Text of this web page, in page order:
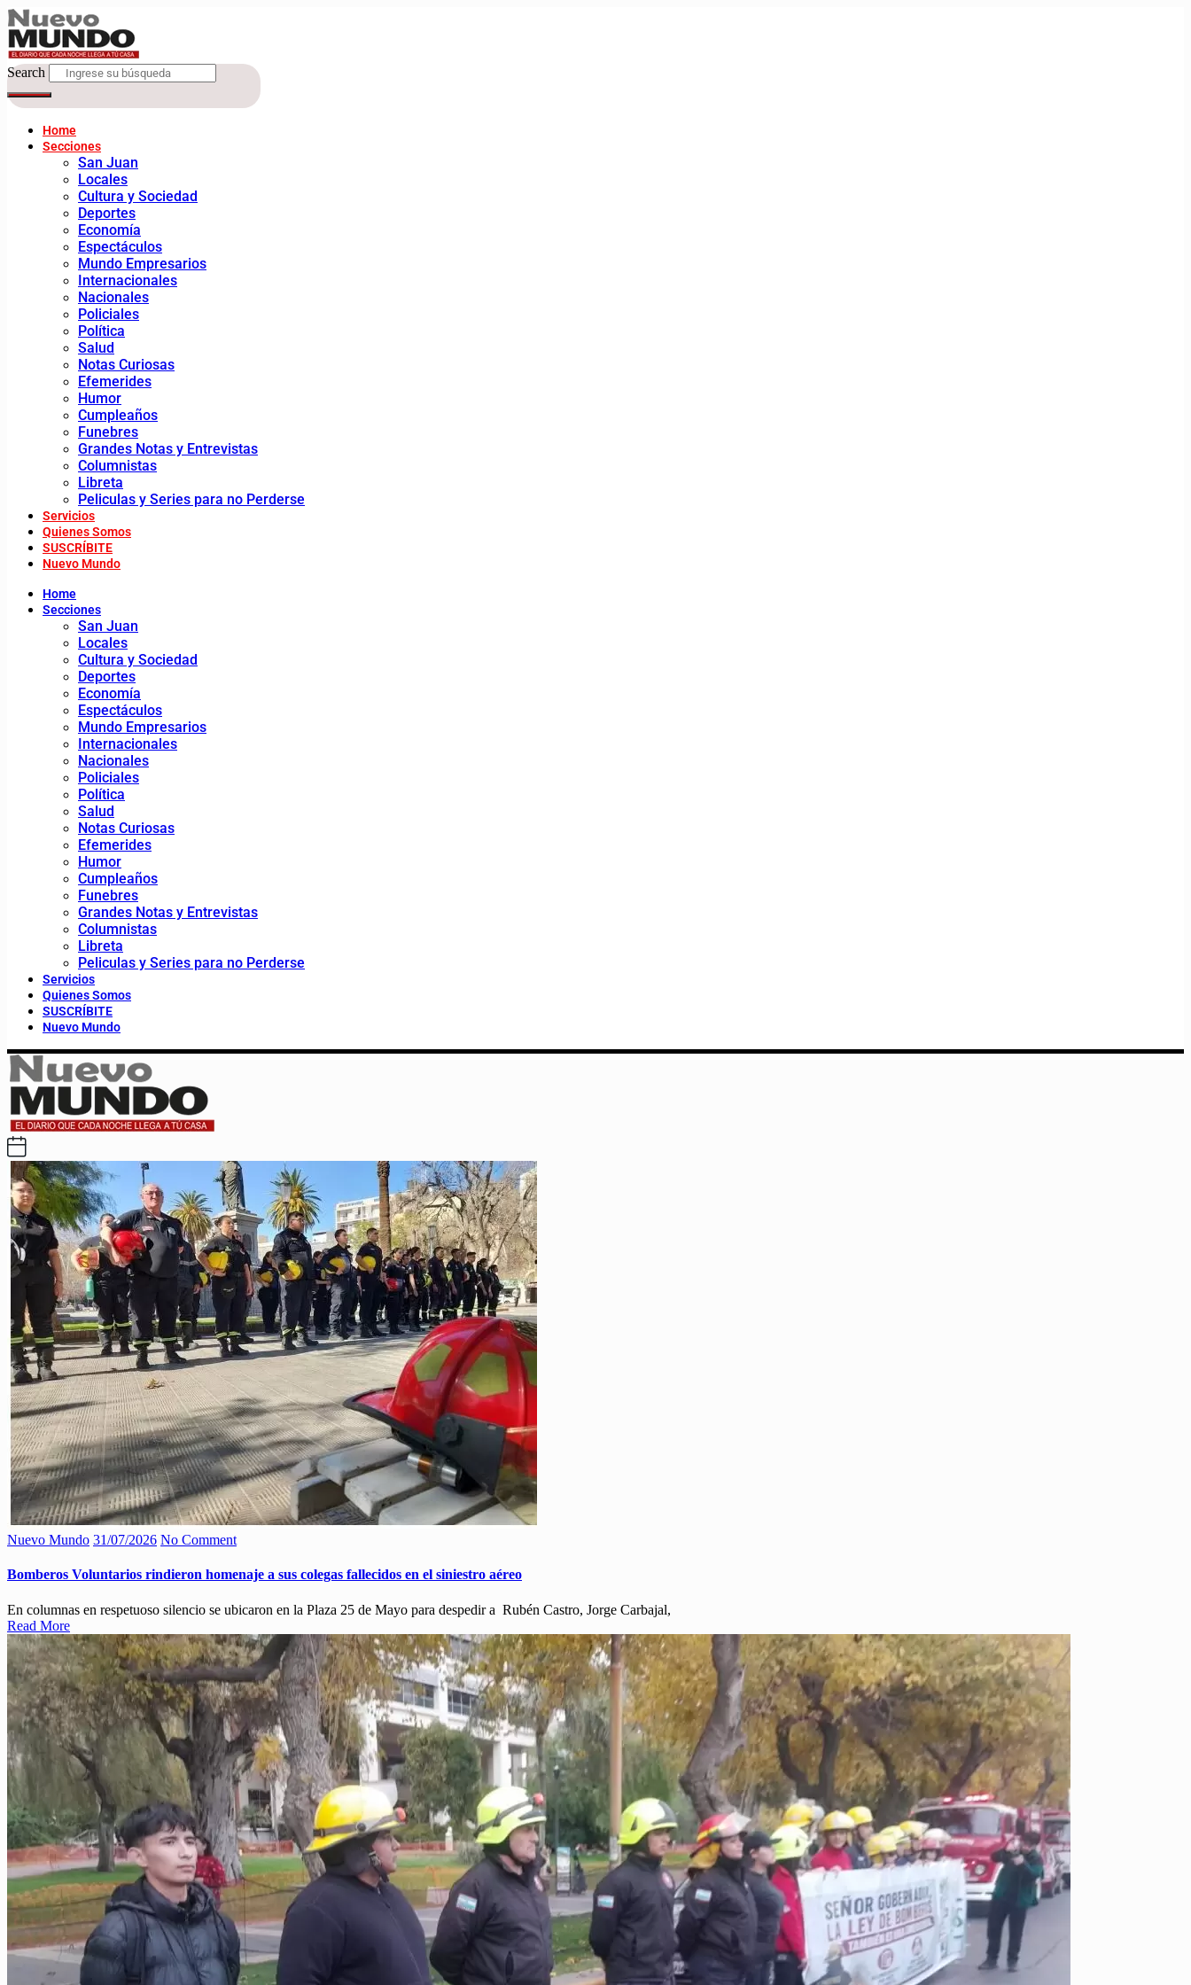
Search
Home
Secciones
San Juan
Locales
Cultura y Sociedad
Deportes
Economía
Espectáculos
Mundo Empresarios
Internacionales
Nacionales
Policiales
Política
Salud
Notas Curiosas
Efemerides
Humor
Cumpleaños
Funebres
Grandes Notas y Entrevistas
Columnistas
Libreta
Peliculas y Series para no Perderse
Servicios
Quienes Somos
SUSCRÍBITE
Nuevo Mundo
Home
Secciones
San Juan
Locales
Cultura y Sociedad
Deportes
Economía
Espectáculos
Mundo Empresarios
Internacionales
Nacionales
Policiales
Política
Salud
Notas Curiosas
Efemerides
Humor
Cumpleaños
Funebres
Grandes Notas y Entrevistas
Columnistas
Libreta
Peliculas y Series para no Perderse
Servicios
Quienes Somos
SUSCRÍBITE
Nuevo Mundo
Nuevo Mundo 31/07/2026 No Comment
Bomberos Voluntarios rindieron homenaje a sus colegas fallecidos en el siniestro aéreo
En columnas en respetuoso silencio se ubicaron en la Plaza 25 de Mayo para despedir a Rubén Castro, Jorge Carbajal,
Read More